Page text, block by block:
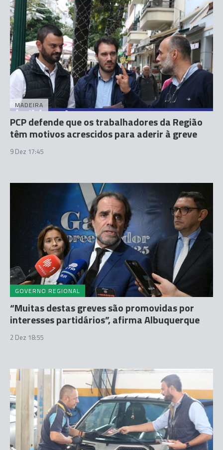
MADEIRA
PCP defende que os trabalhadores da Região
têm motivos acrescidos para aderir à greve
9 Dez 17:45
GOVERNO REGIONAL
“Muitas destas greves são promovidas por
interesses partidários”, afirma Albuquerque
2 Dez 18:55